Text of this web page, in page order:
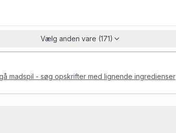
Vælg anden vare (171)
madspil - søg opskrifter med lignende ingredienser